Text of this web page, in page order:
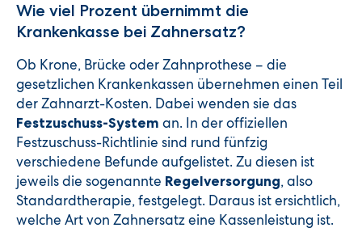
Wie viel Prozent übernimmt die
Krankenkasse bei Zahnersatz?
Ob Krone, Brücke oder Zahnprothese – die
gesetzlichen Krankenkassen übernehmen einen Teil
der Zahnarzt-Kosten. Dabei wenden sie das
Festzuschuss-System an. In der offiziellen
Festzuschuss-Richtlinie sind rund fünfzig
verschiedene Befunde aufgelistet. Zu diesen ist
jeweils die sogenannte Regelversorgung, also
Standardtherapie, festgelegt. Daraus ist ersichtlich,
welche Art von Zahnersatz eine Kassenleistung ist.